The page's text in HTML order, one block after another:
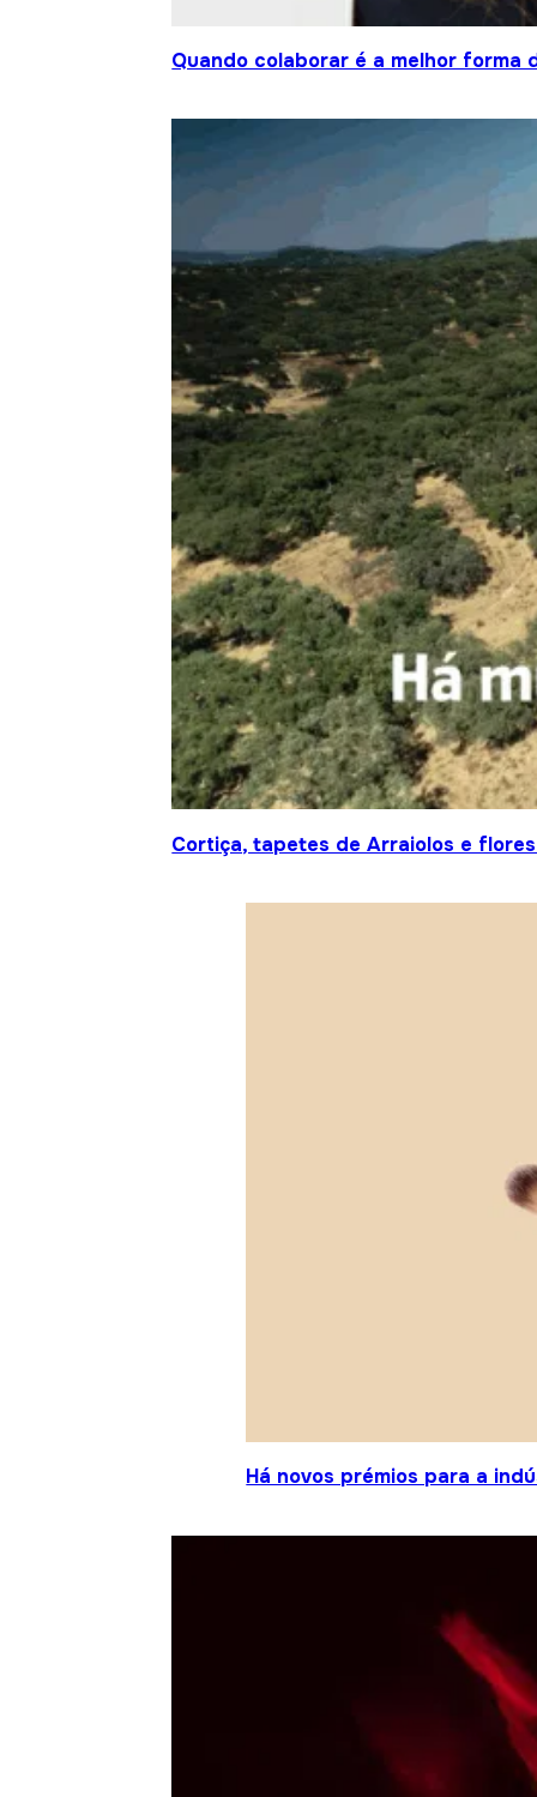
Quando colaborar é a melhor forma
Cortiça, tapetes de Arraiolos e
Há novos prémios para a